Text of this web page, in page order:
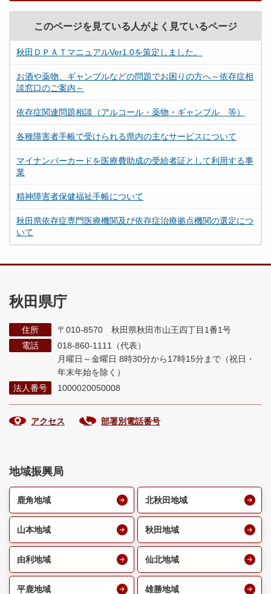
このページを見ている人がよく見ているページ
秋田ＤＰＡＴマニュアルVer1.0を策定しました。
お酒や薬物、ギャンブルなどの問題でお困りの方へ～依存症相
談窓口のご案内～
依存症関連問題相談（アルコール・薬物・ギャンブル 等）
各種障害者手帳で受けられる県内の主なサービスについて
マイナンバーカードを医療費助成の受給者証として利用する事
業
精神障害者保健福祉手帳について
秋田県依存症専門医療機関及び依存症治療拠点機関の選定につ
いて
秋田県庁
住所
〒010-8570 秋田県秋田市山王四丁目1番1号
電話
018-860-1111（代表）
月曜日～金曜日 8時30分から17時15分まで （祝日・
年末年始を除く）
法人番号
1000020050008
アクセス 部署別電話番号
地域振興局
鹿角地域 北秋田地域
山本地域 秋田地域
由利地域 仙北地域
平鹿地域 雄勝地域